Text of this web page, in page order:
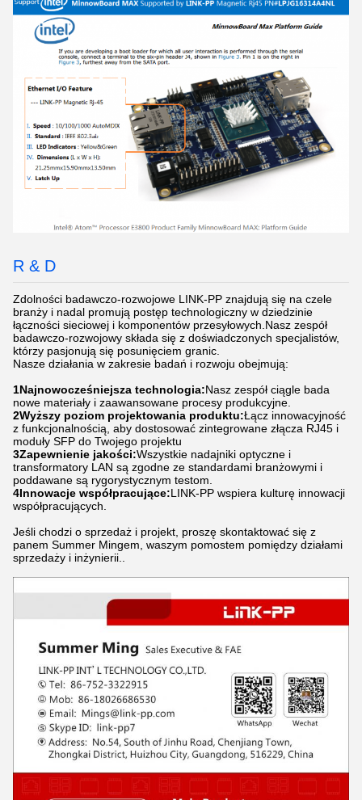
R & D
Zdolności badawczo-rozwojowe LINK-PP znajdują się na czele
branży i nadal promują postęp technologiczny w dziedzinie
łączności sieciowej i komponentów przesyłowych.Nasz zespół
badawczo-rozwojowy składa się z doświadczonych specjalistów,
którzy pasjonują się posunięciem granic.
Nasze działania w zakresie badań i rozwoju obejmują:
1Najnowocześniejsza technologia:Nasz zespół ciągle bada
nowe materiały i zaawansowane procesy produkcyjne.
2Wyższy poziom projektowania produktu:Łącz innowacyjność
z funkcjonalnością, aby dostosować zintegrowane złącza RJ45 i
moduły SFP do Twojego projektu
3Zapewnienie jakości:Wszystkie nadajniki optyczne i
transformatory LAN są zgodne ze standardami branżowymi i
poddawane są rygorystycznym testom.
4Innowacje współpracujące:LINK-PP wspiera kulturę innowacji
współpracujących.
Jeśli chodzi o sprzedaż i projekt, proszę skontaktować się z
panem Summer Mingem, waszym pomostem pomiędzy działami
sprzedaży i inżynierii..